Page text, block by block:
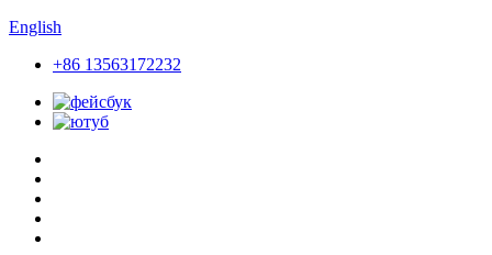
English
+86 13563172232